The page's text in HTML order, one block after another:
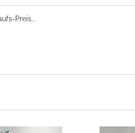
Preis...